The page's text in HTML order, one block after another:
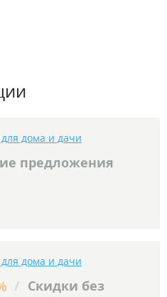
дома и дачи
предложения
дома и дачи
/ Скидки без